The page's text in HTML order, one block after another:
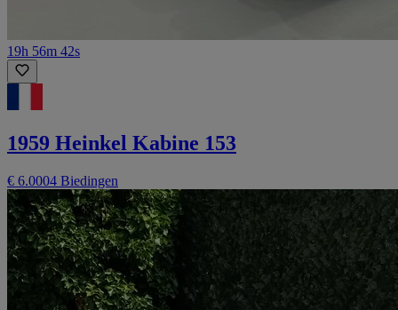
19h 56m 42s
1959 Heinkel Kabine 153
€ 6.0004 Biedingen